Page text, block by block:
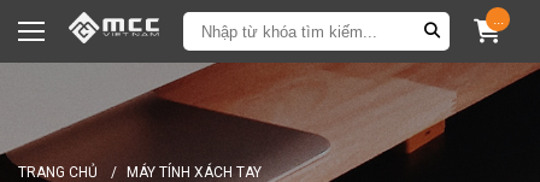
...
TRANG CHỦ / MÁY TÍNH XÁCH TAY